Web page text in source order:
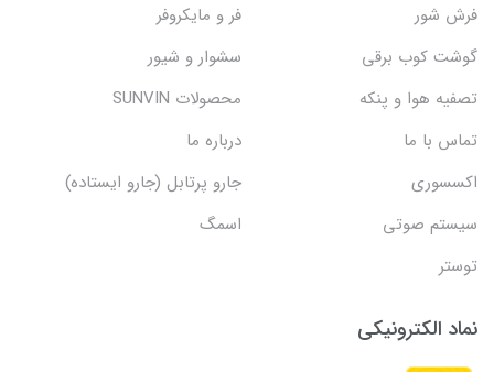
فرش شور
فر و مایکروفر
گوشت کوب برقی
سشوار و شیور
تصفیه هوا و پنکه
محصولات SUNVIN
تماس با ما
درباره ما
اکسسوری
جارو پرتابل (جارو ایستاده)
سیستم صوتی
اسمگ
توستر
نماد الکترونیکی